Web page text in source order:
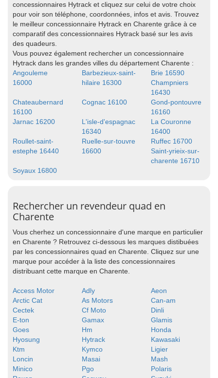
concessionnaires Hytrack et cliquez sur celui de votre choix
pour voir son téléphone, coordonnées, infos et avis. Trouvez
le meilleur concessionnaire Hytrack en Charente grâce à ce
comparatif des concessionnaires Hytrack basé sur les avis
des quadeurs.
Vous pouvez également rechercher un concessionnaire
Hytrack dans les grandes villes du département Charente :
Angouleme
16000
Barbezieux-saint-
hilaire 16300
Brie 16590
Champniers
16430
Chateaubernard
16100
Cognac 16100
Gond-pontouvre
16160
Jarnac 16200
L'isle-d'espagnac
16340
La Couronne
16400
Roullet-saint-
estephe 16440
Ruelle-sur-touvre
16600
Ruffec 16700
Saint-yrieix-sur-
charente 16710
Soyaux 16800
Rechercher un revendeur quad en
Charente
Vous cherhez un concessionnaire d'une marque en particulier
en Charente ? Retrouvez ci-dessous les marques distibuées
par les concessionnaires quad en Charente. Cliquez sur une
marque pour accéder à la liste des concessionnaires
distribuant cette marque en Charente.
Access Motor Adly
Aeon
Arctic Cat
As Motors
Can-am
Cectek
Cf Moto
Dinli
E-ton
Gamax
Glamis
Goes
Hm
Honda
Hyosung
Hytrack
Kawasaki
Ktm
Kymco
Ligier
Loncin
Masai
Mash
Minico
Pgo
Polaris